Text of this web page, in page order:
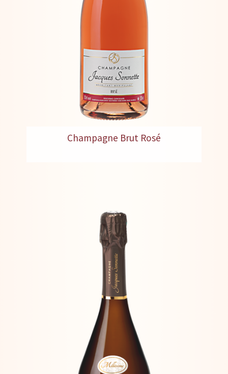
Champagne Brut Rosé